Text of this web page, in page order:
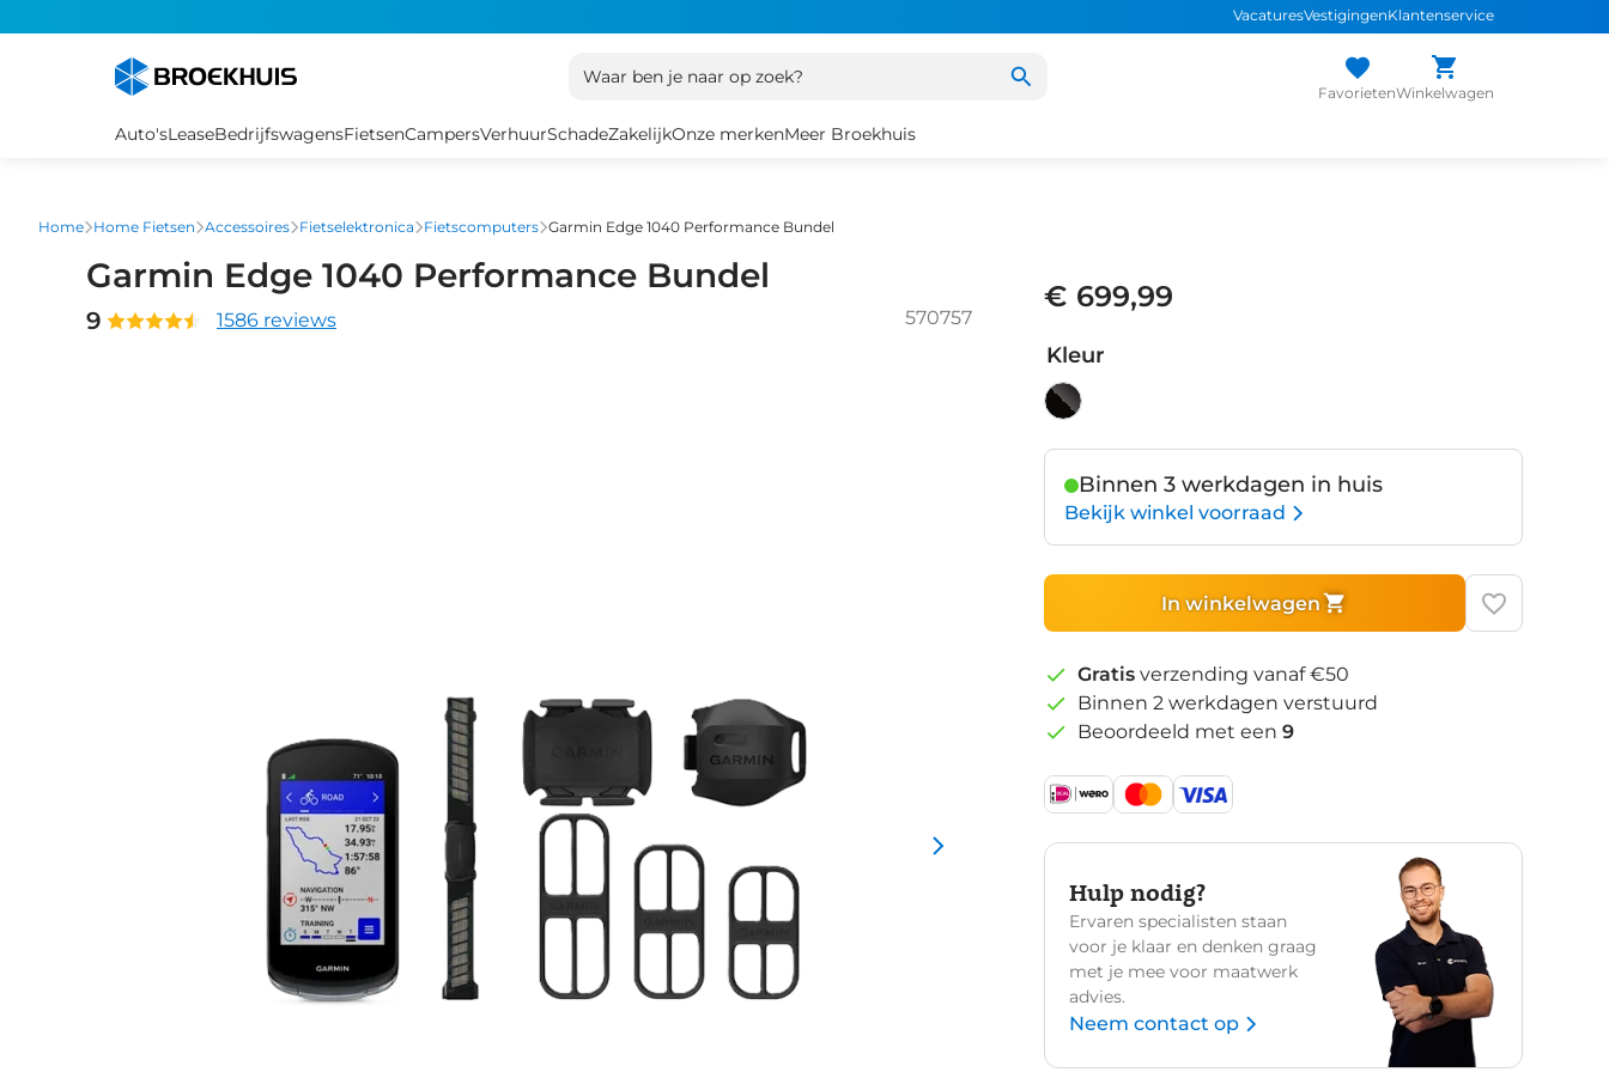
VacaturesVestigingenKlantenservice
Waar ben je naar op zoek?
FavorietenWinkelwagen
Auto'sLeaseBedrijfswagensFietsenCampersVerhuurSchadeZakelijkOnze merkenMeer Broekhuis
Home Home Fietsen Accessoires Fietselektronica Fietscomputers Garmin Edge 1040 Performance Bundel
Garmin Edge 1040 Performance Bundel
9 1586 reviews 570757
€ 699,99
Kleur
Binnen 3 werkdagen in huis
Bekijk winkel voorraad
In winkelwagen
Gratis verzending vanaf €50
Binnen 2 werkdagen verstuurd
Beoordeeld met een 9
Hulp nodig?
Ervaren specialisten staan
voor je klaar en denken graag
met je mee voor maatwerk
advies.
Neem contact op